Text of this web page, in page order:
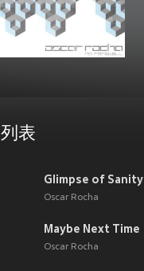
表
Glimpse of Sanity
Oscar Rocha
Maybe Next Time
Oscar Rocha